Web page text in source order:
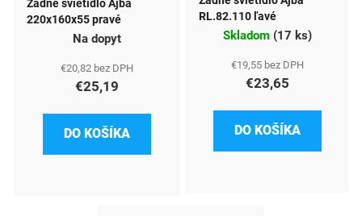
Zadné svietidlo Ajba
220x160x55 pravé
Na dopyt
€20,82 bez DPH
€25,19
DO KOŠÍKA
RL.82.110 ľavé
Skladom (17 ks)
€19,55 bez DPH
€23,65
DO KOŠÍKA